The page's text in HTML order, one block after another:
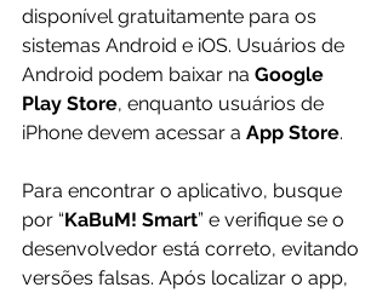
disponível gratuitamente para os
sistemas Android e iOS. Usuários de
Android podem baixar na Google
Play Store, enquanto usuários de
iPhone devem acessar a App Store.
Para encontrar o aplicativo, busque
por “KaBuM! Smart” e verifique se o
desenvolvedor está correto, evitando
versões falsas. Após localizar o app,